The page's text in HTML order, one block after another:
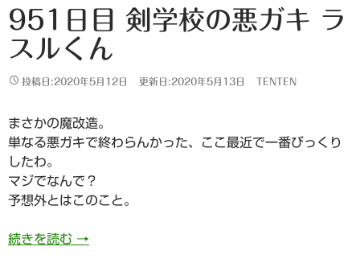
951日目 剣学校の悪ガキ ラ
スルくん
投稿日:2020年5月12日 更新日:2020年5月13日 TENTEN
まさかの魔改造。
単なる悪ガキで終わらんかった、ここ最近で一番びっくり
したわ。
マジでなんで？
予想外とはこのこと。
続きを読む 951日目 剣学校の悪ガキ ラスルくん
→